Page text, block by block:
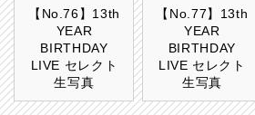
【No.76】13th
YEAR
BIRTHDAY
LIVE セレクト
生写真
【No.77】13th
YEAR
BIRTHDAY
LIVE セレクト
生写真